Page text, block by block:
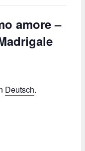
amore –
Deutsch.